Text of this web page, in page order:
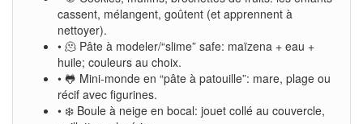
cassent, mélangent, goûtent (et apprennent à
nettoyer).
• 🫠 Pâte à modeler/“slime” safe: maïzena + eau +
huile; couleurs au choix.
• 🐸 Mini-monde en “pâte à patouille”: mare, plage ou
récif avec figurines.
• ❄️ Boule à neige en bocal: jouet collé au couvercle,